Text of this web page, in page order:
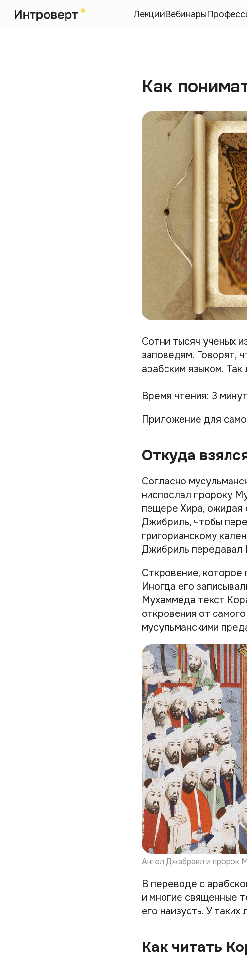
ЛекцииВебинары
Как
Сотни тысяч ученых
заповедям. Говорят,
арабским языком. Так
Время чтения: 3
Приложение для
Откуда
Согласно
ниспослал пророку
пещере Хира, ожидая
Джибриль, чтобы
григорианскому
Джибриль передавал
Откровение,
Иногда его
Мухаммеда текст
откровения от
мусульманскими
Ангел Джабраил и пророк
В переводе с
и многие священные
его наизусть. У
Как читать